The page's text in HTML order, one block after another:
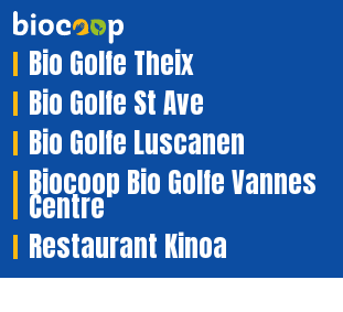
Bio Golfe Theix
Bio Golfe St Ave
Bio Golfe Luscanen
Biocoop Bio Golfe Vannes
Centre
Restaurant Kinoa